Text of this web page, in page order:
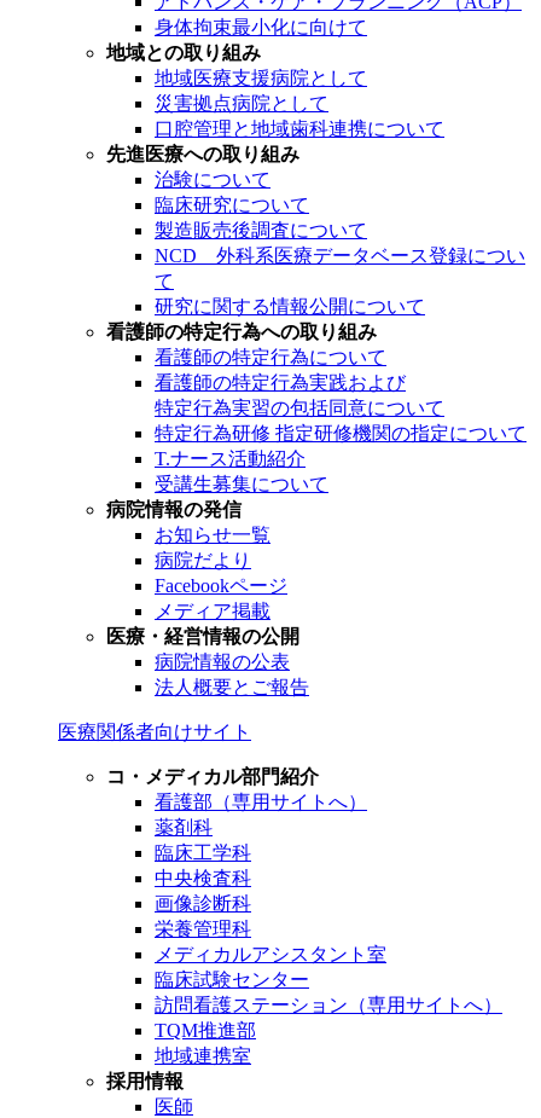
身体拘束最小化に向けて
地域との取り組み
地域医療支援病院として
災害拠点病院として
口腔管理と地域歯科連携について
先進医療への取り組み
治験について
臨床研究について
製造販売後調査について
NCD 外科系医療データベース登録につい
て
研究に関する情報公開について
看護師の特定行為への取り組み
看護師の特定行為について
看護師の特定行為実践および
特定行為実習の包括同意について
特定行為研修 指定研修機関の指定について
T.ナース活動紹介
受講生募集について
病院情報の発信
お知らせ一覧
病院だより
Facebookページ
メディア掲載
医療・経営情報の公開
病院情報の公表
法人概要とご報告
医療関係者向けサイト
コ・メディカル部門紹介
看護部（専用サイトへ）
薬剤科
臨床工学科
中央検査科
画像診断科
栄養管理科
メディカルアシスタント室
臨床試験センター
訪問看護ステーション（専用サイトへ）
TQM推進部
地域連携室
採用情報
医師